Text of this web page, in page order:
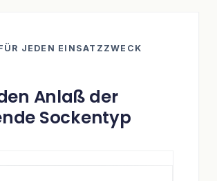
JEDEN EINSATZZWECK
Anlaß der
Sockentyp